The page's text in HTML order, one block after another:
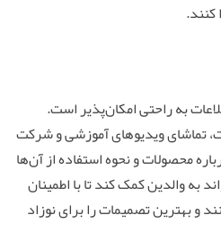
به راحتی امکان‌پذیر است.
تماشای ویدیوهای آموزشی و شرکت
محصولات و نحوه استفاده از آن‌ها
به والدین کمک کند تا با اطمینان
و بهترین تصمیمات را برای نوزاد